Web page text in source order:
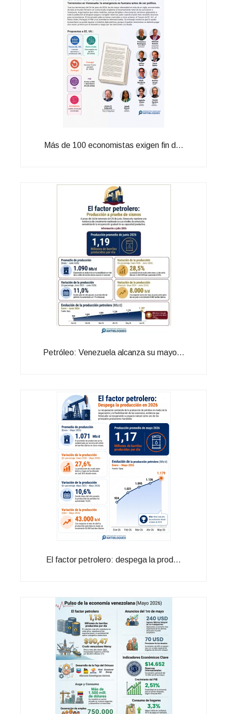
Más de 100 economistas exigen fin d...
Petróleo: Venezuela alcanza su mayo...
El factor petrolero: despega la prod...